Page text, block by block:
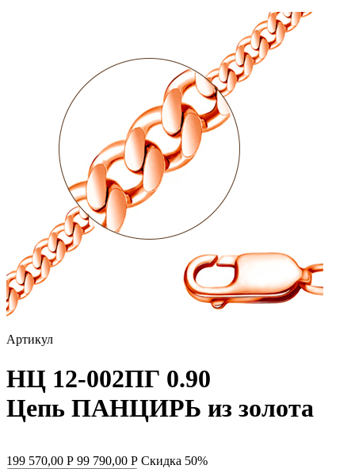
Артикул
НЦ 12-002ПГ 0.90
Цепь ПАНЦИРЬ из золота
199 570,00 Р 99 790,00 Р Скидка 50%